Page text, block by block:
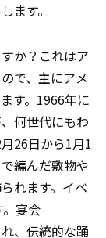
ます。
か？これはア
で、主にアメ
す。1966年に
何世代にもわ
26日から1月1
編んだ敷物や
れます。イベ
宴会
、伝統的な踊